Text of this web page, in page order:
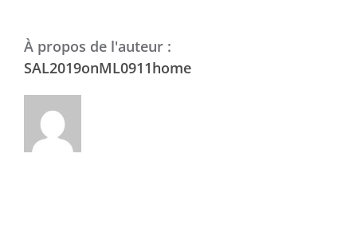
À propos de l'auteur :
SAL2019onML0911home